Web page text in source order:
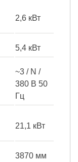
2,6 кВт
5,4 кВт
~3 / N /
380 B 50
Гц
21,1 кВт
3870 мм